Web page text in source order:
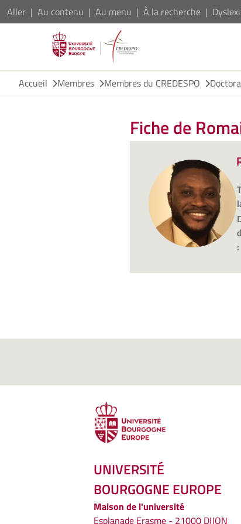
Aller Au contenu Au menu À la recherche
Accueil
Membres Membres du CREDESPO
Fiche de
:
UNIVERSITÉ
BOURGOGNE EUROPE
Maison de l'université
Esplanade Erasme - 21000 DIJON